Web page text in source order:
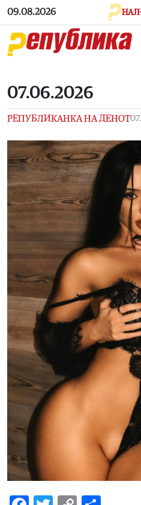
Skip to main content
09.08.2026
07.06.2026
РЕПУБЛИКАНКА НА ДЕНОТ